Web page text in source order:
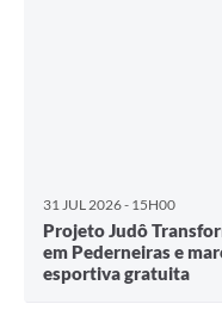
31 JUL 2026 - 15H00
Projeto Judô
em Pederneiras e
esportiva gratuita